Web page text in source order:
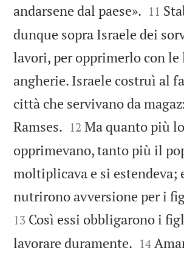
andarsene dal paese». 

11
dunque sopra Israele dei
lavori, per opprimerlo con le
angherie. Israele costruì al
città che servivano da
Ramses. 

12 Ma quanto più lo
opprimevano, tanto più il
moltiplicava e si estendeva;
nutrirono avversione per i
13 Così essi obbligarono i
lavorare duramente. 

14